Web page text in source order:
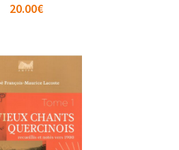
20.00€